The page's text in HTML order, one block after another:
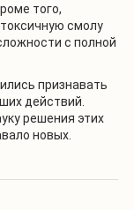
того,
смолу
с полной
признавать
действий.
решения этих
новых.